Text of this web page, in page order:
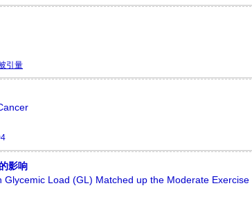
引量
影响
Load (GL) Matched up the Moderate Exercise